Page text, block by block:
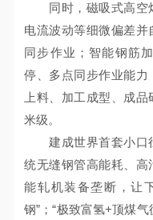
同时，磁吸式高空焊
电流波动等细微偏差
同步作业；智能钢筋
停、多点同步作业能
上料、加工成型、成
米级。
建成世界首套小口
统无缝钢管高能耗、
能轧机装备垄断，让
钢”；“极致富氢+顶煤